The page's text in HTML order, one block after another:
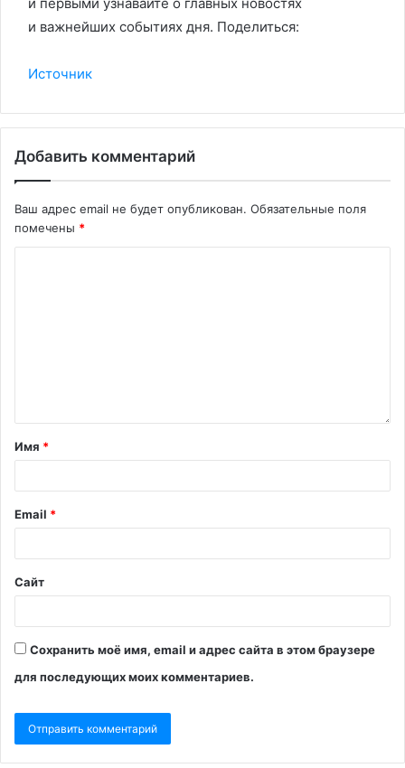
и важнейших событиях дня. Поделиться:
Источник
Добавить комментарий
Ваш адрес email не будет опубликован. Обязательные поля
помечены *
Имя *
Email *
Сайт
Сохранить моё имя, email и адрес сайта в этом браузере
для последующих моих комментариев.